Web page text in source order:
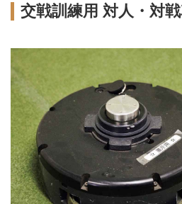
交戦訓練用 対人・対